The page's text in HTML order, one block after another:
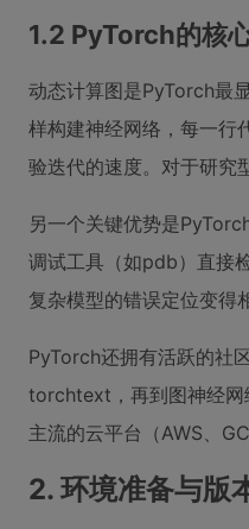
1.2 PyTorch的核
动态计算图是PyTorch最
样构建神经网络，每一行
验迭代的速度。对于研究
另一个关键优势是
调试工具（如pdb）直接
复杂模型的错误定位变得
PyTorch还拥有活跃的社
torchtext，再到图神经网
主流的云平台（AWS、
2. 环境准备与版